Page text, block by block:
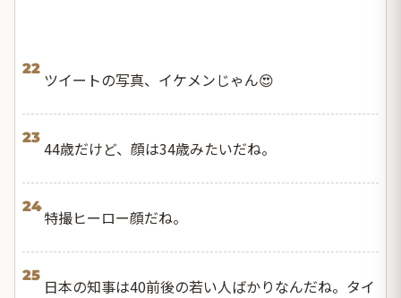
22
ツイートの写真、イケメンじゃん😍
23
44歳だけど、顔は34歳みたいだね。
24
特撮ヒーロー顔だね。
25
日本の知事は40前後の若い人ばかりなんだね。タイ